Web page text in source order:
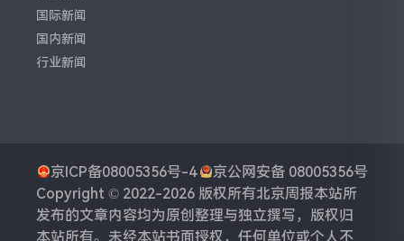
国际新闻
国内新闻
行业新闻
京ICP备08005356号-4
京公网安备 08005356号
Copyright © 2022-2026 版权所有北京周报本站所
发布的文章内容均为原创整理与独立撰写，版权归
本站所有。未经本站书面授权，任何单位或个人不